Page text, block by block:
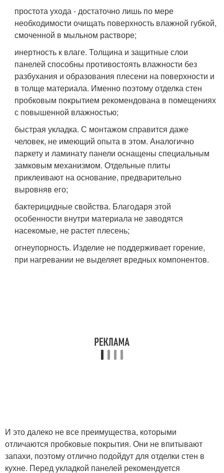
простота ухода - достаточно лишь по мере
необходимости очищать поверхность влажной губкой,
смоченной в мыльном растворе;
инертность к влаге. Толщина и защитные слои
панелей способны противостоять влажности без
разбухания и образования плесени на поверхности и
в толще материала. Именно поэтому отделка стен
пробковым покрытием рекомендована в помещениях
с повышенной влажностью;
быстрая укладка. С монтажом справится даже
человек, не имеющий опыта в этом. Аналогично
паркету и ламинату панели оснащены специальным
замковым механизмом. Отдельные плиты
приклеивают на основание, предварительно
выровняв его;
бактерицидные свойства. Благодаря этой
особенности внутри материала не заводятся
насекомые, не растет плесень;
огнеупорность. Изделие не поддерживает горение,
при нагревании не выделяет вредных компонентов.
И это далеко не все преимущества, которыми
отличаются пробковые покрытия. Они не впитывают
запахи, поэтому отлично подойдут для отделки стен в
кухне. Перед укладкой панелей рекомендуется